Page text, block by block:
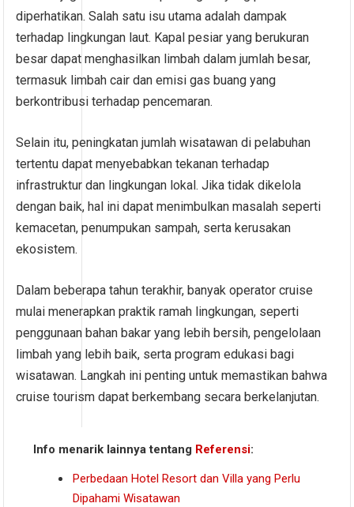
diperhatikan. Salah satu isu utama adalah dampak
terhadap lingkungan laut. Kapal pesiar yang berukuran
besar dapat menghasilkan limbah dalam jumlah besar,
termasuk limbah cair dan emisi gas buang yang
berkontribusi terhadap pencemaran.
Selain itu, peningkatan jumlah wisatawan di pelabuhan
tertentu dapat menyebabkan tekanan terhadap
infrastruktur dan lingkungan lokal. Jika tidak dikelola
dengan baik, hal ini dapat menimbulkan masalah seperti
kemacetan, penumpukan sampah, serta kerusakan
ekosistem.
Dalam beberapa tahun terakhir, banyak operator cruise
mulai menerapkan praktik ramah lingkungan, seperti
penggunaan bahan bakar yang lebih bersih, pengelolaan
limbah yang lebih baik, serta program edukasi bagi
wisatawan. Langkah ini penting untuk memastikan bahwa
cruise tourism dapat berkembang secara berkelanjutan.
Info menarik lainnya tentang Referensi:
Perbedaan Hotel Resort dan Villa yang Perlu
Dipahami Wisatawan